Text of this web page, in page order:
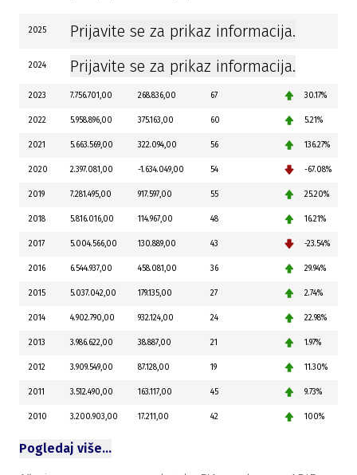
2025 Prijavite se za prikaz informacija.
2024 Prijavite se za prikaz informacija.
2023 7.756.701,00 268.836,00 67 30.17%
2022 5.958.896,00 375.163,00 60 5.21%
2021 5.663.569,00 322.094,00 56 136.27%
2020 2.397.081,00 -1.634.049,00 54 -67.08%
2019 7.281.495,00 917.597,00 55 25.20%
2018 5.816.016,00 114.967,00 48 16.21%
2017 5.004.566,00 130.889,00 43 -23.54%
2016 6.544.937,00 458.081,00 36 29.94%
2015 5.037.042,00 179.135,00 27 2.74%
2014 4.902.790,00 932.124,00 24 22.98%
2013 3.986.622,00 38.887,00 21 1.97%
2012 3.909.549,00 87.128,00 19 11.30%
2011 3.512.490,00 163.117,00 45 9.73%
2010 3.200.903,00 17.211,00 42 100%
Pogledaj više…